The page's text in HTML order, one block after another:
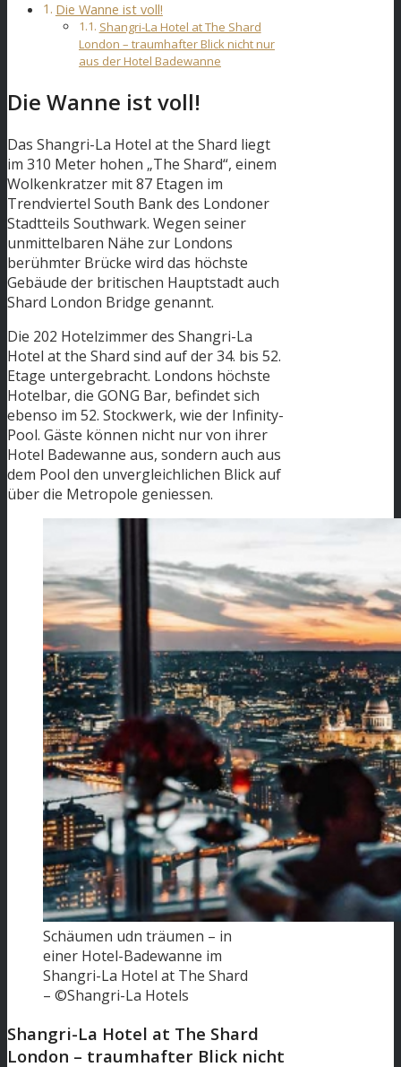
Die Wanne ist voll!
Shangri-La Hotel at The Shard
London – traumhafter Blick nicht nur
aus der Hotel Badewanne
Die Wanne ist voll!
Das Shangri-La Hotel at the Shard liegt
im 310 Meter hohen „The Shard“, einem
Wolkenkratzer mit 87 Etagen im
Trendviertel South Bank des Londoner
Stadtteils Southwark. Wegen seiner
unmittelbaren Nähe zur Londons
berühmter Brücke wird das höchste
Gebäude der britischen Hauptstadt auch
Shard London Bridge genannt.
Die 202 Hotelzimmer des Shangri-La
Hotel at the Shard sind auf der 34. bis 52.
Etage untergebracht. Londons höchste
Hotelbar, die GONG Bar, befindet sich
ebenso im 52. Stockwerk, wie der Infinity-
Pool. Gäste können nicht nur von ihrer
Hotel Badewanne aus, sondern auch aus
dem Pool den unvergleichlichen Blick auf
über die Metropole geniessen.
Schäumen udn träumen – in
einer Hotel-Badewanne im
Shangri-La Hotel at The Shard
– ©Shangri-La Hotels
Shangri-La Hotel at The Shard
London – traumhafter Blick nicht